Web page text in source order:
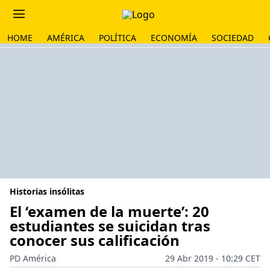
HOME AMÉRICA POLÍTICA ECONOMÍA SOCIEDAD
Historias insólitas
El ‘examen de la muerte’: 20
estudiantes se suicidan tras
conocer sus calificación
PD América
29 Abr 2019 - 10:29 CET